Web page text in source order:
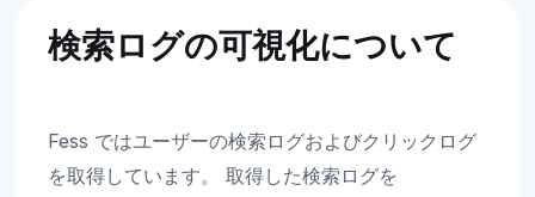
検索ログの可視化について
Fess ではユーザーの検索ログおよびクリックログ
を取得しています。 取得した検索ログを